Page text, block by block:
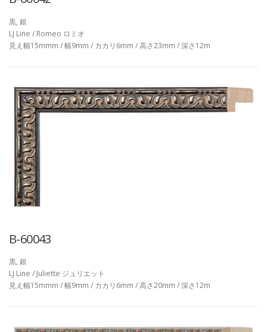
黒, 銀
LJ Line / Romeo ロミオ
見え幅15mmm / 幅9mm / カカリ6mm / 高さ23mm / 深さ12m
B-60043
黒, 銀
LJ Line / Juliette ジュリエット
見え幅15mmm / 幅9mm / カカリ6mm / 高さ20mm / 深さ12m